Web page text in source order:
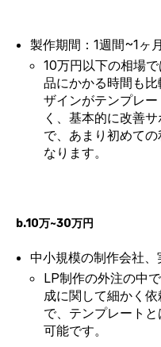
製作期間：1週間~1ヶ月
10万円以下の相場
品にかかる時間も
ザインがテンプレ
く、基本的に改善
で、あまり初めて
なります。
b.10万~30万円
中小規模の制作会社
LP制作の外注の中
成に関して細かく
で、テンプレート
可能です。